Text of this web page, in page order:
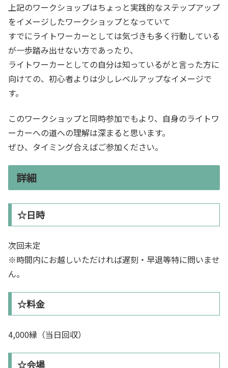
上記のワークショップはちょっと実践的なステップアップ
をイメージしたワークショップとなっていて
すでにライトワーカーとしては気づきも多く行動している
が一歩踏み出せない方であったり、
ライトワーカーとしての自分は知っているがと言った方に
向けての、初心者よりは少しレベルアップなイメージで
す。
このワークショップと同時参加でもより、自身のライトワ
ーカーへの道への理解は深まると思います。
ぜひ、タイミング合えばご参加ください。
詳細
☆日時
次回未定
※時間内にお越しいただければ遅刻・早退等特に問いませ
ん。
☆料金
4,000縁（当日回収）
☆会場